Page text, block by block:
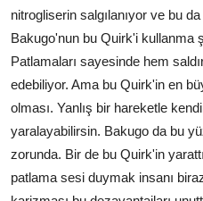
nitrogliserin salgılanıyor ve bu
Bakugo'nun bu Quirk'i kullanma
Patlamaları sayesinde hem
edebiliyor. Ama bu Quirk'in en
olması. Yanlış bir hareketle
yaralayabilirsin. Bakugo da bu
zorunda. Bir de bu Quirk'in
patlama sesi duymak insanı